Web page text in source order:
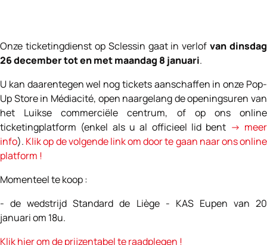
Onze ticketingdienst op Sclessin gaat in verlofvan dinsdag
26 december tot en met maandag 8 januari.
U kan daarentegen wel nog tickets aanschaffen in onze Pop-
Up Store in Médiacité, open naargelang de openingsuren van
het Luikse commerciële centrum, of op ons online
ticketingplatform (enkel als u al officieel lid bent -> meer
info). Klik op de volgende link om door te gaan naar ons online
platform !
Momenteel te koop :
- de wedstrijd Standard de Liège - KAS Eupen van 20
januari om 18u.
Klik hier om de prijzentabel te raadplegen !